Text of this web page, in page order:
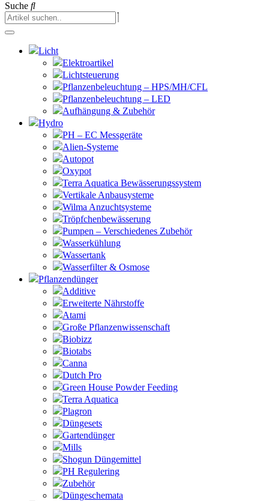
Suche
Licht
Elektroartikel
Lichtsteuerung
Pflanzenbeleuchtung – HPS/MH/CFL
Pflanzenbeleuchtung – LED
Aufhängung & Zubehör
Hydro
PH – EC Messgeräte
Alien-Systeme
Autopot
Oxypot
Terra Aquatica Bewässerungssystem
Vertikale Anbausysteme
Wilma Anzuchtsysteme
Tröpfchenbewässerung
Pumpen – Verschiedenes Zubehör
Wasserkühlung
Wassertank
Wasserfilter & Osmose
Pflanzendünger
Additive
Erweiterte Nährstoffe
Atami
Große Pflanzenwissenschaft
Biobizz
Biotabs
Canna
Dutch Pro
Green House Powder Feeding
Terra Aquatica
Plagron
Düngesets
Gartendünger
Mills
Shogun Düngemittel
PH Regulering
Zubehör
Düngeschemata